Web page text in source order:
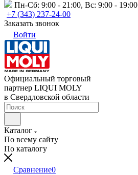
Пн-Сб: 9:00 - 21:00, Вс: 9:00 - 19:00
+7 (343) 237-24-00
Заказать звонок
Войти
Официальный торговый
партнер LIQUI MOLY
в Свердловской области
Каталог
По всему сайту
По каталогу
Сравнение0